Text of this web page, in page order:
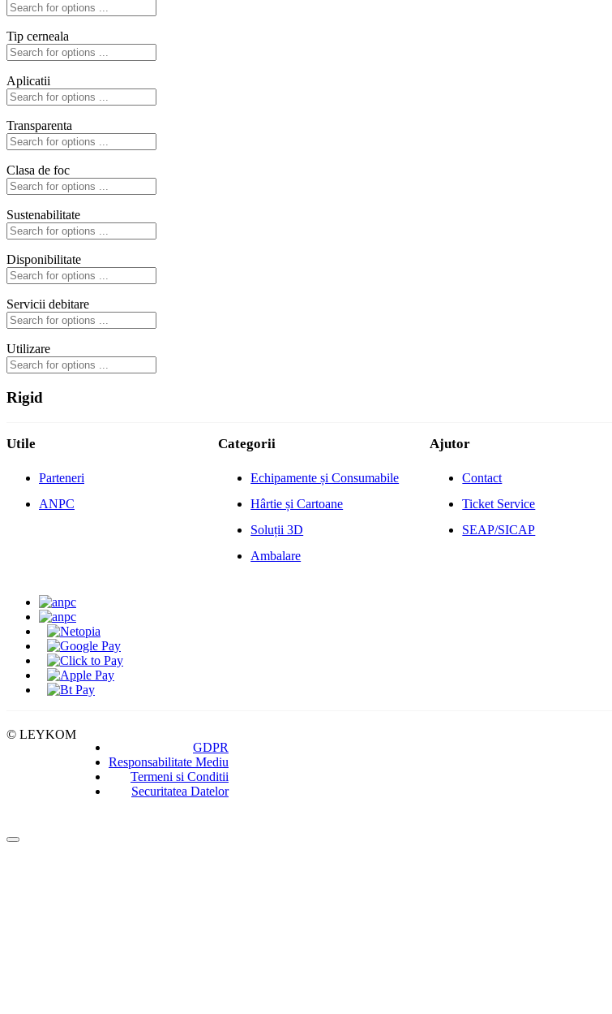
Tip cerneala
Aplicatii
Transparenta
Clasa de foc
Sustenabilitate
Disponibilitate
Servicii debitare
Utilizare
Rigid
Utile
Parteneri
ANPC
Categorii
Echipamente și Consumabile
Hârtie și Cartoane
Soluții 3D
Ambalare
Ajutor
Contact
Ticket Service
SEAP/SICAP
© LEYKOM
GDPR
Responsabilitate Mediu
Termeni si Conditii
Securitatea Datelor